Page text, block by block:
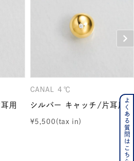
用
CANAL ４℃
シルバー キャッチ/片耳用
¥5,500 よくある質問はこちら